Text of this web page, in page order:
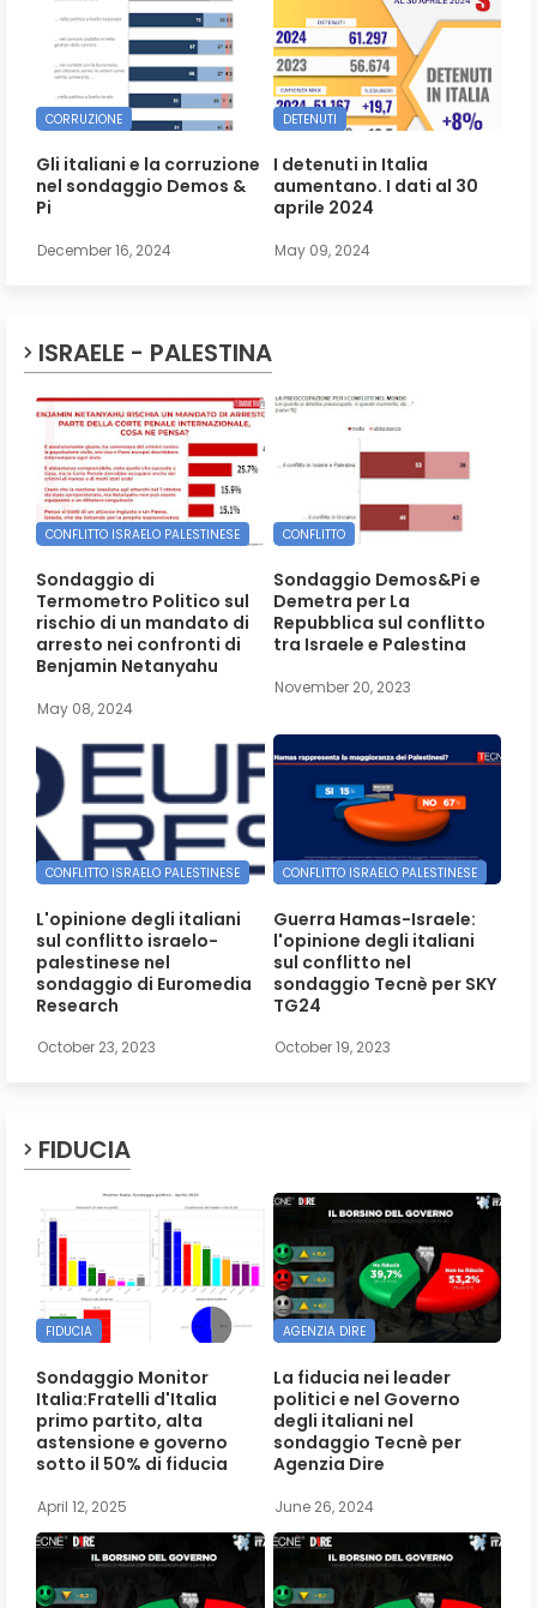
CORRUZIONE
Gli italiani e la corruzione
nel sondaggio Demos &
Pi
December 16, 2024
DETENUTI
I detenuti in Italia
aumentano. I dati al 30
aprile 2024
May 09, 2024
ISRAELE - PALESTINA
CONFLITTO ISRAELO PALESTINESE
Sondaggio di
Termometro Politico sul
rischio di un mandato di
arresto nei confronti di
Benjamin Netanyahu
May 08, 2024
CONFLITTO
Sondaggio Demos&Pi e
Demetra per La
Repubblica sul conflitto
tra Israele e Palestina
November 20, 2023
CONFLITTO ISRAELO PALESTINESE
L'opinione degli italiani
sul conflitto israelo-
palestinese nel
sondaggio di Euromedia
Research
October 23, 2023
CONFLITTO ISRAELO PALESTINESE
Guerra Hamas-Israele:
l'opinione degli italiani
sul conflitto nel
sondaggio Tecnè per SKY
TG24
October 19, 2023
FIDUCIA
FIDUCIA
Sondaggio Monitor
Italia:Fratelli d'Italia
primo partito, alta
astensione e governo
sotto il 50% di fiducia
April 12, 2025
AGENZIA DIRE
La fiducia nei leader
politici e nel Governo
degli italiani nel
sondaggio Tecnè per
Agenzia Dire
June 26, 2024